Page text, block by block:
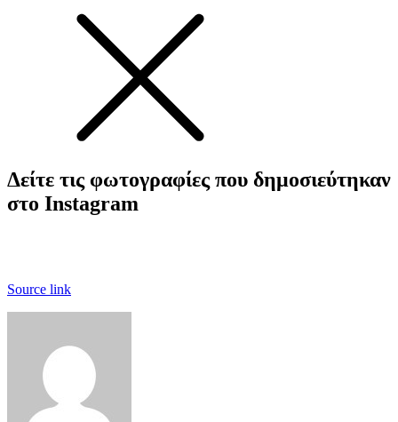
Δείτε τις φωτογραφίες που δημοσιεύτηκαν
στο Instagram
Source link